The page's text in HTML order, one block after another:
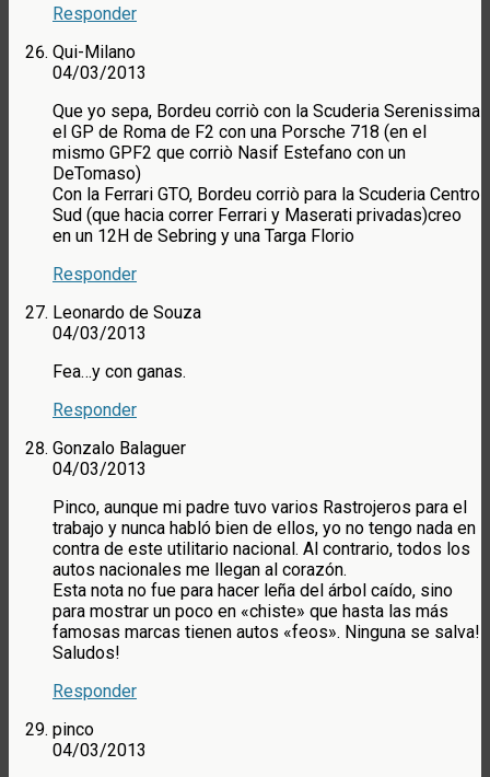
Responder
Qui-Milano
04/03/2013
Que yo sepa, Bordeu corriò con la Scuderia Serenissima
el GP de Roma de F2 con una Porsche 718 (en el
mismo GPF2 que corriò Nasif Estefano con un
DeTomaso)
Con la Ferrari GTO, Bordeu corriò para la Scuderia Centro
Sud (que hacia correr Ferrari y Maserati privadas)creo
en un 12H de Sebring y una Targa Florio
Responder
Leonardo de Souza
04/03/2013
Fea…y con ganas.
Responder
Gonzalo Balaguer
04/03/2013
Pinco, aunque mi padre tuvo varios Rastrojeros para el
trabajo y nunca habló bien de ellos, yo no tengo nada en
contra de este utilitario nacional. Al contrario, todos los
autos nacionales me llegan al corazón.
Esta nota no fue para hacer leña del árbol caído, sino
para mostrar un poco en «chiste» que hasta las más
famosas marcas tienen autos «feos». Ninguna se salva!
Saludos!
Responder
pinco
04/03/2013